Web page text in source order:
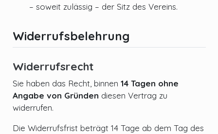
– soweit zulässig – der Sitz des Vereins.
Widerrufsbelehrung
Widerrufsrecht
Sie haben das Recht, binnen 14 Tagen ohne
Angabe von Gründen diesen Vertrag zu
widerrufen.
Die Widerrufsfrist beträgt 14 Tage ab dem Tag des